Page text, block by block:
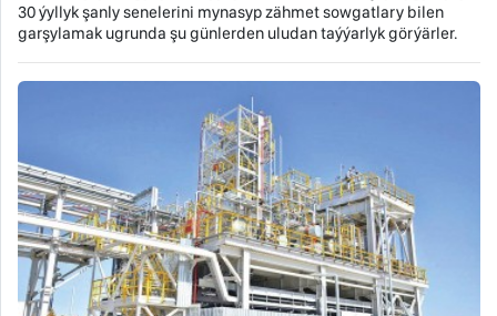
30 ýyllyk şanly senelerini mynasyp zähmet sowgatlary bilen
garşylamak ugrunda şu günlerden uludan taýýarlyk görýärler.